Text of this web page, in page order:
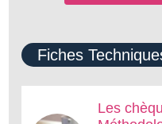
Fiches
Les